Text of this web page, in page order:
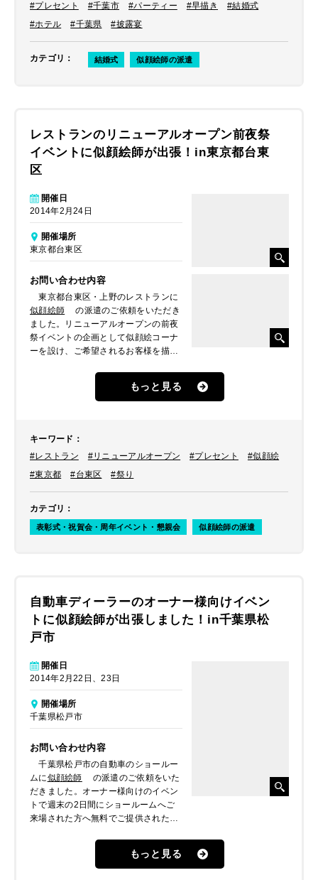
#プレセント
#千葉市 #パーティー #早描き
#結婚式
#ホテル
#千葉県 #披露宴
カテゴリ ： 結婚式 似顔絵師の派遣
レストランのリニューアルオープン前夜祭
イベントに似顔絵師が出張！in東京都台東
区
開催日
2014年2月24日
開催場所
東京都台東区
お問い合わせ内容
東京都台東区・上野のレストランに
似顔絵師
の派遣のご依頼をいただき
ました。リニューアルオープンの前夜
祭イベントの企画として似顔絵コーナ
ーを設け、ご希望されるお客様を描い
もっと見る
キーワード ：
#レストラン
#リニューアルオープン #プレセント
#似顔絵
#東京都
#台東区 #祭り
カテゴリ ：
表彰式・祝賀会・周年イベント・懇親会 似顔絵師の派遣
自動車ディーラーのオーナー様向けイベン
トに似顔絵師が出張しました！in千葉県松
戸市
開催日
2014年2月22日、23日
開催場所
千葉県松戸市
お問い合わせ内容
千葉県松戸市の自動車のショールー
ムに似顔絵師
の派遣のご依頼をいた
だきました。オーナー様向けのイベン
トで週末の2日間にショールームへご
来場された方へ無料でご提供されたい
もっと見る